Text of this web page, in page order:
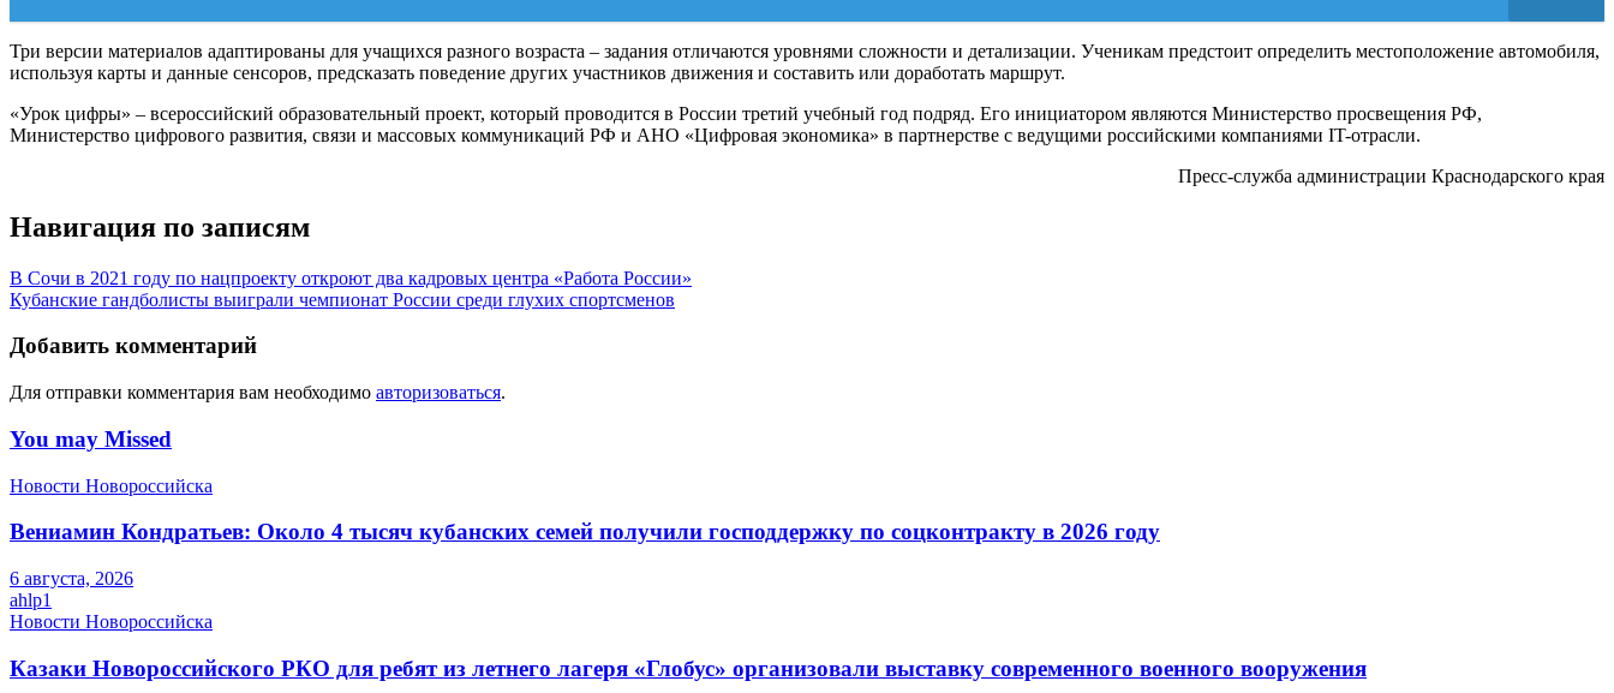
Три версии материалов адаптированы для учащихся разного возраста – задания отличаются уровнями сложности и детализации. Ученикам предстоит определить местоположение автомобиля,
используя карты и данные сенсоров, предсказать поведение других участников движения и составить или доработать маршрут.
«Урок цифры» – всероссийский образовательный проект, который проводится в России третий учебный год подряд. Его инициатором являются Министерство просвещения РФ,
Министерство цифрового развития, связи и массовых коммуникаций РФ и АНО «Цифровая экономика» в партнерстве с ведущими российскими компаниями IT-отрасли.
Пресс-служба администрации Краснодарского края
Навигация по записям
В Сочи в 2021 году по нацпроекту откроют два кадровых центра «Работа России»
Кубанские гандболисты выиграли чемпионат России среди глухих спортсменов
Добавить комментарий
Для отправки комментария вам необходимо авторизоваться.
You may Missed
Новости Новороссийска
Вениамин Кондратьев: Около 4 тысяч кубанских семей получили господдержку по соцконтракту в 2026 году
6 августа, 2026
ahlp1
Новости Новороссийска
Казаки Новороссийского РКО для ребят из летнего лагеря «Глобус» организовали выставку современного военного вооружения